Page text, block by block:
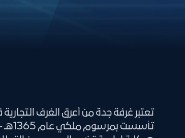
تعتبر غرفة جدة من أعرق الغرف